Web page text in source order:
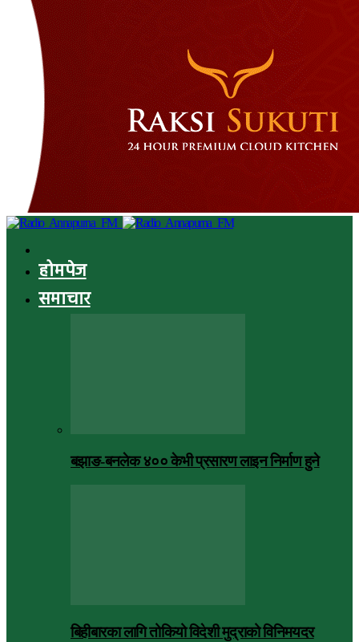
होमपेज
समाचार
बझाङ-बनलेक ४०० केभी प्रसारण लाइन निर्माण हुने
बिहीबारका लागि तोकियो विदेशी मुद्राको विनिमयदर